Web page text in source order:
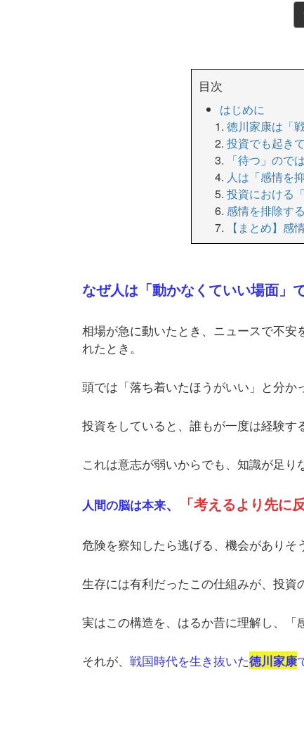
目次
はじめに
徳川家康は「
投資でも起き
「待つ」ので
人は「感情を
投資における
感情を排除す
【まとめ】感
なぜ人は「動かなくていい場面」
相場が急に動いたとき、ニュースで不
れたとき。
頭では「落ち着いたほうがいい」と分か
投資をしていると、誰もが一度は経験す
これは意志が弱いからでも、知識が足り
人間の脳は本来、 「考えるより先に
危険を察知したら逃げる、機会がありそ
生存には有利だったこの仕組みが、投資
実はこの構造を、はるか昔に理解し、「
それが、 戦国時代を生き抜いた徳川家康